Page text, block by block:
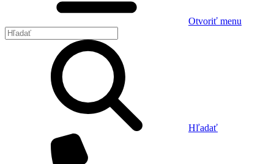
Otvoriť menu
Hľadať